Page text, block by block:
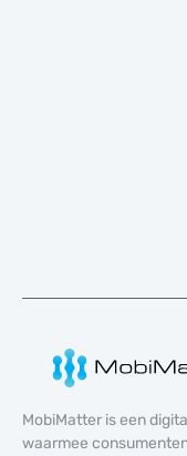
MobiMatter is een
waarmee